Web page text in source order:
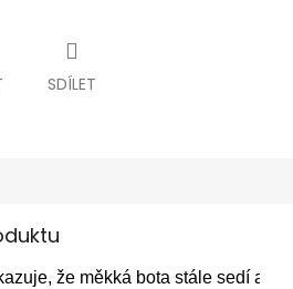
SDÍLET
že měkká bota stále sedí a